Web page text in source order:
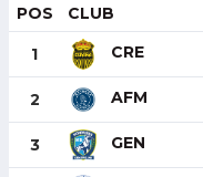
POS CLUB
1 CRE
2 AFM
3 GEN